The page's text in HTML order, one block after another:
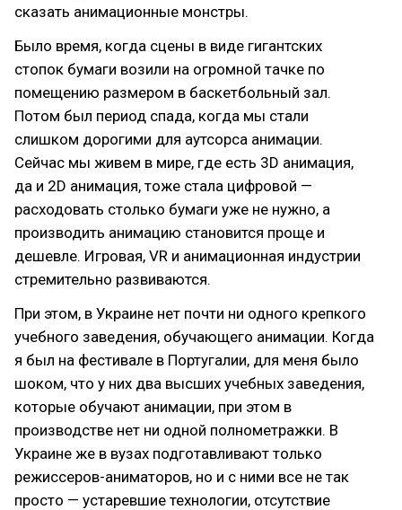
сказать анимационные монстры.
Было время, когда сцены в виде гигантских
стопок бумаги возили на огромной тачке по
помещению размером в баскетбольный зал.
Потом был период спада, когда мы стали
слишком дорогими для аутсорса анимации.
Сейчас мы живем в мире, где есть 3D анимация,
да и 2D анимация, тоже стала цифровой —
расходовать столько бумаги уже не нужно, а
производить анимацию становится проще и
дешевле. Игровая, VR и анимационная индустрии
стремительно развиваются.
При этом, в Украине нет почти ни одного крепкого
учебного заведения, обучающего анимации. Когда
я был на фестивале в Португалии, для меня было
шоком, что у них два высших учебных заведения,
которые обучают анимации, при этом в
производстве нет ни одной полнометражки. В
Украине же в вузах подготавливают только
режиссеров-аниматоров, но и с ними все не так
просто — устаревшие технологии, отсутствие